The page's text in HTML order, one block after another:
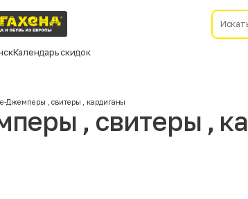
Календарь скидок
Все права защищены.
-Джемперы , свитеры , кардиганы
, свитеры ,
Москва